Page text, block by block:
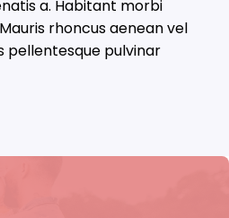
a. Habitant morbi
rhoncus aenean vel
pellentesque pulvinar